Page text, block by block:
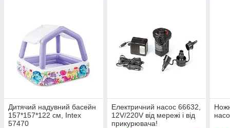
Дитячий надувний басейн
157*157*122 см, Іntex
57470
Електричний насос 66632,
12V/220V від мережі і від
прикурювача!